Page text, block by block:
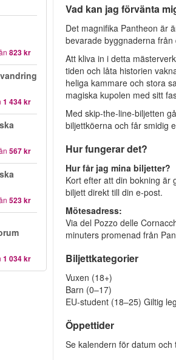
823 kr
1 434 kr
567 kr
523 kr
1 034 kr
Vad kan jag förvänta
Det magnifika Pantheon är
bevarade byggnaderna från
Att kliva in i detta
tiden och låta historien
heliga kammare och stora
magiska kupolen med sitt
Med skip-the-line-biljetten
biljettköerna och får smidig
Hur fungerar det?
Hur får jag mina biljetter?
Kort efter att din bokning är
biljett direkt till din e-post.
Mötesadress:
Via del Pozzo delle
minuters promenad från
Biljettkategorier
Vuxen (18+)
Barn (0–17)
EU-student (18–25) Giltig
Öppettider
Se kalendern för datum och